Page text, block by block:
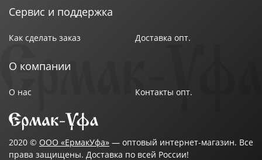
Сервис и поддержка
Как сделать заказ Доставка опт.
О компании
О нас Контакты опт.
2020 © ООО «ЕрмакУфа» — оптовый интернет-магазин. Все
права защищены. Доставка по всей России!